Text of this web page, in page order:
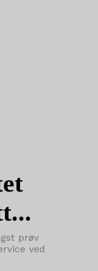
prøv
ved